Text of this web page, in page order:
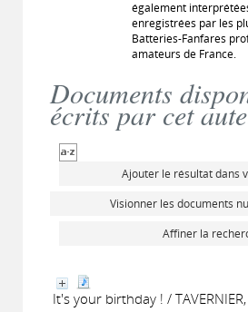
également
enregistrées par les
Batteries-Fanfares
amateurs de France.
Documents
écrits par cet
Ajouter le résultat dans
Visionner les documents
Affiner la
It's your birthday ! /